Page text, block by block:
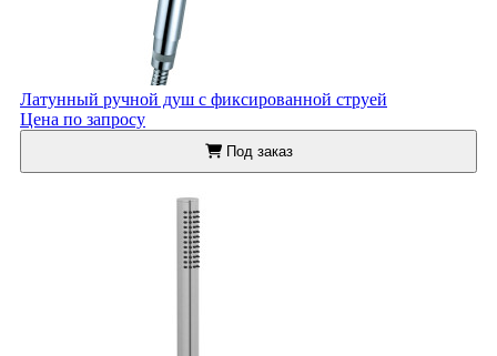
Латунный ручной душ с фиксированной струей
Цена по запросу
Под заказ